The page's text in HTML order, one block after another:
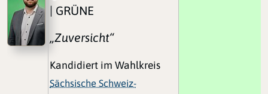
| GRÜNE
„Zuversicht“
Kandidiert im Wahlkreis
Sächsische Schweiz-